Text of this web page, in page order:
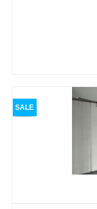
SALE